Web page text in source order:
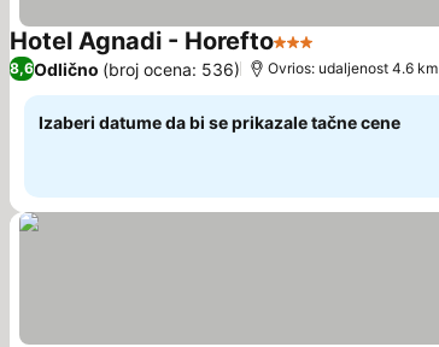
Hotel Agnadi - Horefto3 Zvezdice
8,6Odlično (broj ocena: 536) Ovrios: udaljenost 4.6 km
Izaberi datume da bi se prikazale tačne cene